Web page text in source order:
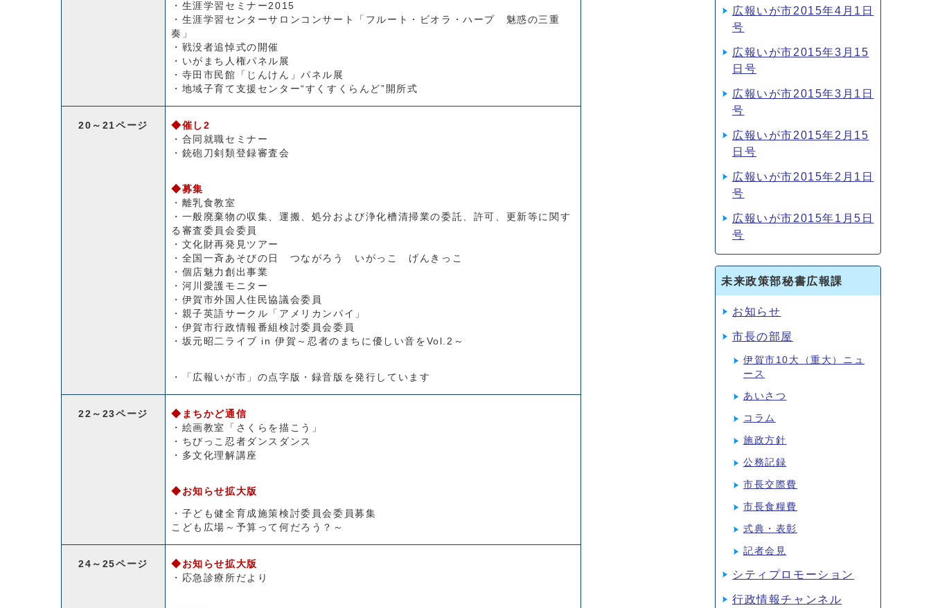
・生涯学習セミナー2015
・生涯学習センターサロンコンサート「フルート・ビオラ・ハープ 魅惑の三重
奏」
・戦没者追悼式の開催
・いがまち人権パネル展
・寺田市民館「じんけん」パネル展
・地域子育て支援センター“すくすくらんど”開所式
20～21ページ
◆催し2
・合同就職セミナー
・銃砲刀剣類登録審査会
◆募集
・離乳食教室
・一般廃棄物の収集、運搬、処分および浄化槽清掃業の委託、許可、更新等に関す
る審査委員会委員
・文化財再発見ツアー
・全国一斉あそびの日 つながろう いがっこ げんきっこ
・個店魅力創出事業
・河川愛護モニター
・伊賀市外国人住民協議会委員
・親子英語サークル「アメリカンパイ」
・伊賀市行政情報番組検討委員会委員
・坂元昭二ライブ in 伊賀～忍者のまちに優しい音をVol.2～
・「広報いが市」の点字版・録音版を発行しています
22～23ページ
◆まちかど通信
・絵画教室「さくらを描こう」
・ちびっこ忍者ダンスダンス
・多文化理解講座
◆お知らせ拡大版
・子ども健全育成施策検討委員会委員募集
こども広場～予算って何だろう？～
24～25ページ
◆お知らせ拡大版
・応急診療所だより
広報いが市2015年4月1日
号
広報いが市2015年3月15
日号
広報いが市2015年3月1日
号
広報いが市2015年2月15
日号
広報いが市2015年2月1日
号
広報いが市2015年1月5日
号
未来政策部秘書広報課
お知らせ
市長の部屋
伊賀市10大（重大）ニュ
ース
あいさつ
コラム
施政方針
公務記録
市長交際費
市長食糧費
式典・表彰
記者会見
シティプロモーション
行政情報チャンネル